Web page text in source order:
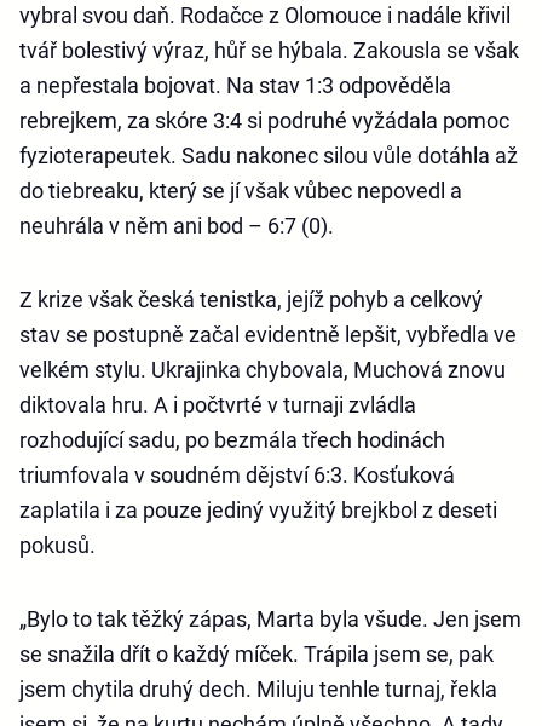
vybral svou daň. Rodačce z Olomouce i nadále křivil
tvář bolestivý výraz, hůř se hýbala. Zakousla se však
a nepřestala bojovat. Na stav 1:3 odpověděla
rebrejkem, za skóre 3:4 si podruhé vyžádala pomoc
fyzioterapeutek. Sadu nakonec silou vůle dotáhla až
do tiebreaku, který se jí však vůbec nepovedl a
neuhrála v něm ani bod – 6:7 (0).
Z krize však česká tenistka, jejíž pohyb a celkový
stav se postupně začal evidentně lepšit, vybředla ve
velkém stylu. Ukrajinka chybovala, Muchová znovu
diktovala hru. A i počtvrté v turnaji zvládla
rozhodující sadu, po bezmála třech hodinách
triumfovala v soudném dějství 6:3. Kosťuková
zaplatila i za pouze jediný využitý brejkbol z deseti
pokusů.
„Bylo to tak těžký zápas, Marta byla všude. Jen jsem
se snažila dřít o každý míček. Trápila jsem se, pak
jsem chytila druhý dech. Miluju tenhle turnaj, řekla